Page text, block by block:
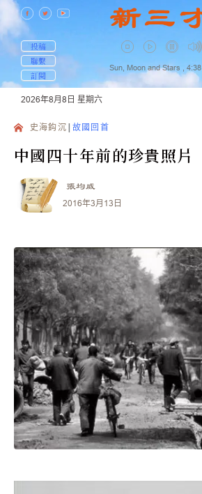
投稿
聯繫
訂閱
Sun, Moon and Stars , 4:38
2026年8月8日 星期六
史海鈎沉 故國回首
中國四十年前的珍貴照片
張均威
2016年3月13日